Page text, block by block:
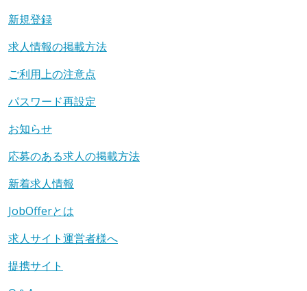
新規登録
求人情報の掲載方法
ご利用上の注意点
パスワード再設定
お知らせ
応募のある求人の掲載方法
新着求人情報
JobOfferとは
求人サイト運営者様へ
提携サイト